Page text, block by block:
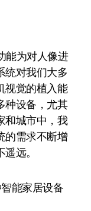
能为对人像进
统对我们大多
视觉的植入能
种设备，尤其
和城市中，我
的需求不断增
远。